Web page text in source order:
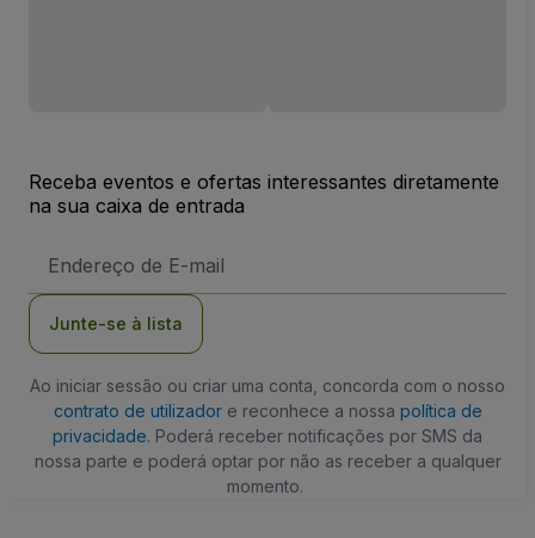
Receba eventos e ofertas interessantes diretamente
na sua caixa de entrada
de
Junte-se à lista
Ao iniciar sessão ou criar uma conta, concorda com o nosso
contrato de utilizadore reconhece a nossa política de
privacidade. Poderá receber notificações por SMS da
nossa parte e poderá optar por não as receber a qualquer
momento.